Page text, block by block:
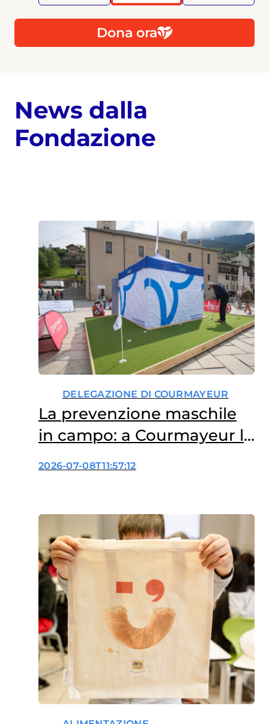
Dona ora
News dalla
Fondazione
DELEGAZIONE DI COURMAYEUR
La prevenzione maschile
in campo: a Courmayeur la
prima tappa
2026-07-08T11:57:12